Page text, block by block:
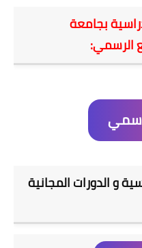
بجامعة
الرسمي:
و الدورات المجانية